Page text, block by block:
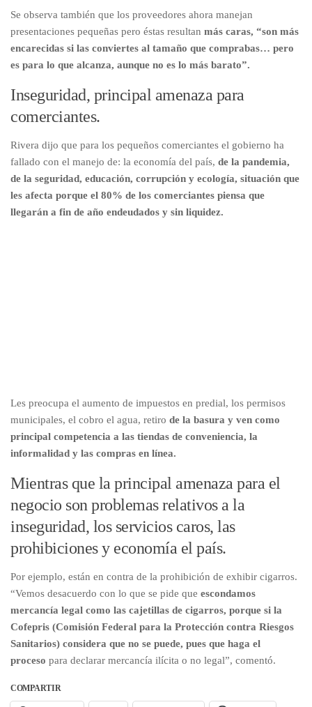
Se observa también que los proveedores ahora manejan
presentaciones pequeñas pero éstas resultan más caras, “son más
encarecidas si las conviertes al tamaño que comprabas… pero
es para lo que alcanza, aunque no es lo más barato”.
Inseguridad, principal amenaza para
comerciantes.
Rivera dijo que para los pequeños comerciantes el gobierno ha
fallado con el manejo de: la economía del país, de la pandemia,
de la seguridad, educación, corrupción y ecología, situación que
les afecta porque el 80% de los comerciantes piensa que
llegarán a fin de año endeudados y sin liquidez.
Les preocupa el aumento de impuestos en predial, los permisos
municipales, el cobro el agua, retiro de la basura y ven como
principal competencia a las tiendas de conveniencia, la
informalidad y las compras en línea.
Mientras que la principal amenaza para el
negocio son problemas relativos a la
inseguridad, los servicios caros, las
prohibiciones y economía el país.
Por ejemplo, están en contra de la prohibición de exhibir cigarros.
“Vemos desacuerdo con lo que se pide que escondamos
mercancía legal como las cajetillas de cigarros, porque si la
Cofepris (Comisión Federal para la Protección contra Riesgos
Sanitarios) considera que no se puede, pues que haga el
proceso para declarar mercancía ilícita o no legal”, comentó.
COMPARTIR